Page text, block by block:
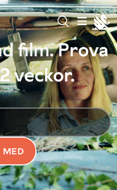
film. Prova
veckor.